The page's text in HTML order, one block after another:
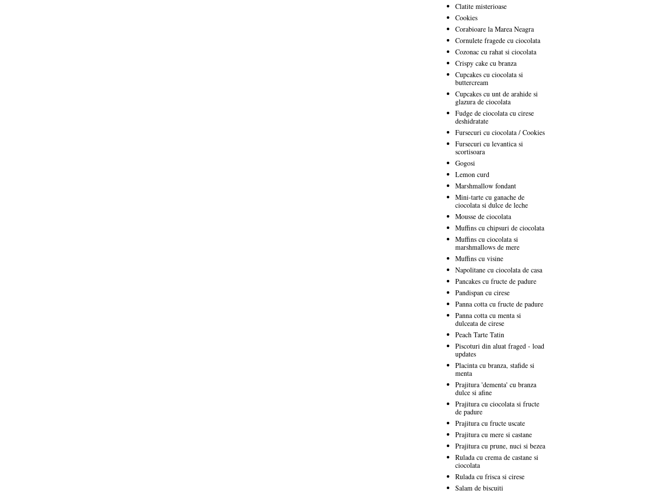
Clatite misterioase
Cookies
Corabioare la Marea Neagra
Cornulete fragede cu ciocolata
Cozonac cu rahat si ciocolata
Crispy cake cu branza
Cupcakes cu ciocolata si
buttercream
Cupcakes cu unt de arahide si
glazura de ciocolata
Fudge de ciocolata cu cirese
deshidratate
Fursecuri cu ciocolata / Cookies
Fursecuri cu levantica si
scortisoara
Gogosi
Lemon curd
Marshmallow fondant
Mini-tarte cu ganache de
ciocolata si dulce de leche
Mousse de ciocolata
Muffins cu chipsuri de ciocolata
Muffins cu ciocolata si
marshmallows de mere
Muffins cu visine
Napolitane cu ciocolata de casa
Pancakes cu fructe de padure
Pandispan cu cirese
Panna cotta cu fructe de padure
Panna cotta cu menta si
dulceata de cirese
Peach Tarte Tatin
Piscoturi din aluat fraged - load
updates
Placinta cu branza, stafide si
menta
Prajitura 'dementa' cu branza
dulce si afine
Prajitura cu ciocolata si fructe
de padure
Prajitura cu fructe uscate
Prajitura cu mere si castane
Prajitura cu prune, nuci si bezea
Rulada cu crema de castane si
ciocolata
Rulada cu frisca si cirese
Salam de biscuiti